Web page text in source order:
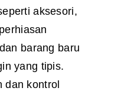
aksesori,
barang baru
yang tipis.
dan kontrol